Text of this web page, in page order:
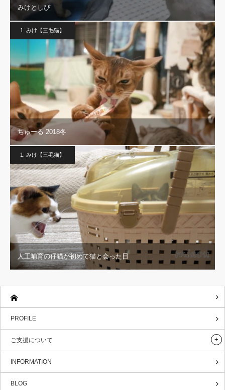
みけとしぴ
1. みけ【三毛猫】
ちゅーる 2018冬
1. みけ【三毛猫】
人工哺育の仔猫が初めて猫と会った日
PROFILE
ご支援について
INFORMATION
BLOG